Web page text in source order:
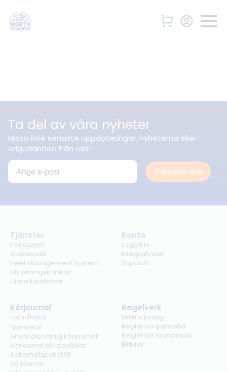
Ta del av våra nyheter
Missa inte senaste uppdateringar, nyheterna eller
erbjudanden från oss!
Prenumerera
Tjänster
Körjournal
Stöldskydd
Fleet Management System
Utrustningskontroll
Unika kundcase
Konto
Logga in
Integrationer
Support
Körjournal
Förmånsbil
Tjänstebil
Användarvänlig körjournal
Körjournal för poolbilar
Säkerhetspaket till
körjournal
Regelverk
Milersättning
Regler för tjänstebil
Regler för förmånsbil
Biltullar